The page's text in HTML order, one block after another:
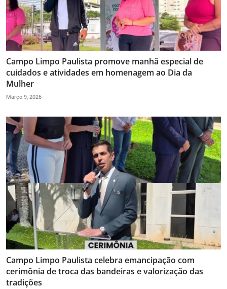
Campo Limpo Paulista promove manhã especial de
cuidados e atividades em homenagem ao Dia da
Mulher
Março 9, 2026
Campo Limpo Paulista celebra emancipação com
cerimônia de troca das bandeiras e valorização das
tradições